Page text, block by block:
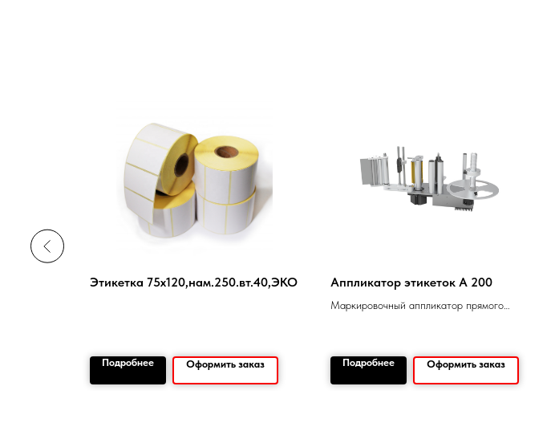
Этикетка 75х120,нам.250.вт.40,ЭКО
Подробнее Оформить заказ
Аппликатор этикеток А 200
Маркировочный аппликатор прямого
Подробнее Оформить заказ